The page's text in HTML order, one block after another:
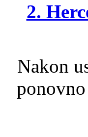
2.
Nakon